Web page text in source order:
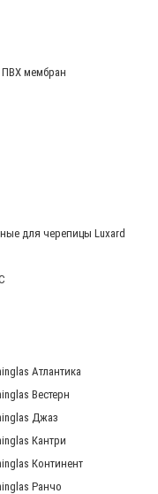
ПВХ мембран
для черепицы Luxard
Атлантика
Вестерн
Джаз
Кантри
Континент
Ранчо